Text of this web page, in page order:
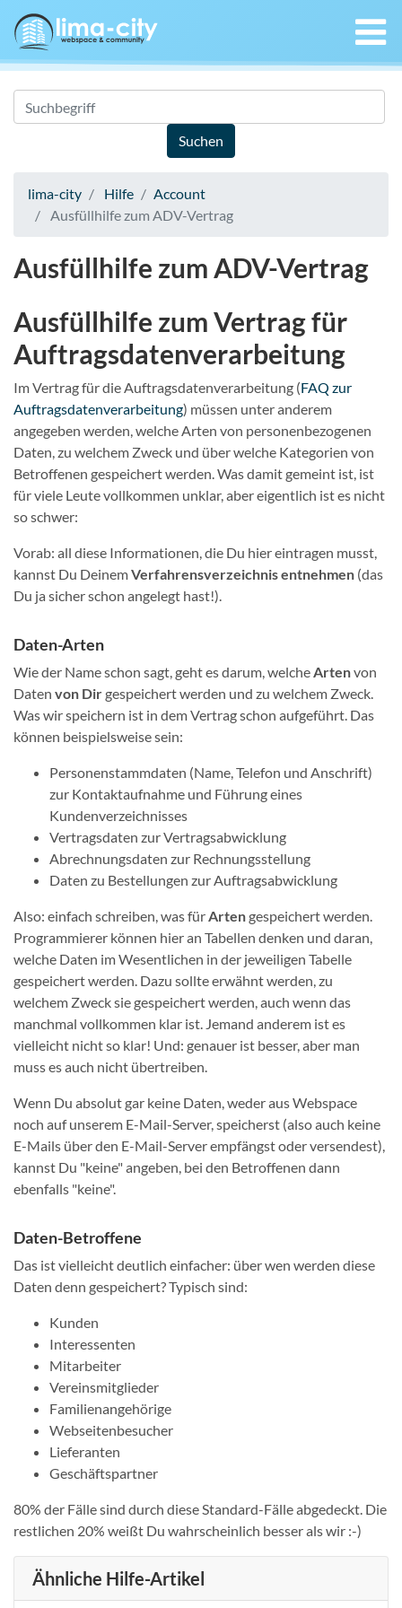
lima-city Hilfe
Account
Ausfüllhilfe zum ADV-Vertrag
Ausfüllhilfe zum ADV-Vertrag
Ausfüllhilfe zum Vertrag für
Auftragsdatenverarbeitung
Im Vertrag für die Auftragsdatenverarbeitung (FAQ zur
Auftragsdatenverarbeitung) müssen unter anderem
angegeben werden, welche Arten von personenbezogenen
Daten, zu welchem Zweck und über welche Kategorien von
Betroffenen gespeichert werden. Was damit gemeint ist, ist
für viele Leute vollkommen unklar, aber eigentlich ist es nicht
so schwer:
Vorab: all diese Informationen, die Du hier eintragen musst,
kannst Du DeinemVerfahrensverzeichnis entnehmen (das
Du ja sicher schon angelegt hast!).
Daten-Arten
Wie der Name schon sagt, geht es darum, welcheArtenvon
Daten von Dir gespeichert werden und zu welchem Zweck.
Was wir speichern ist in dem Vertrag schon aufgeführt. Das
können beispielsweise sein:
Personenstammdaten (Name, Telefon und Anschrift)
zur Kontaktaufnahme und Führung eines
Kundenverzeichnisses
Vertragsdaten zur Vertragsabwicklung
Abrechnungsdaten zur Rechnungsstellung
Daten zu Bestellungen zur Auftragsabwicklung
Also: einfach schreiben, was fürArten gespeichert werden.
Programmierer können hier an Tabellen denken und daran,
welche Daten im Wesentlichen in der jeweiligen Tabelle
gespeichert werden. Dazu sollte erwähnt werden, zu
welchem Zweck sie gespeichert werden, auch wenn das
manchmal vollkommen klar ist. Jemand anderem ist es
vielleicht nicht so klar! Und: genauer ist besser, aber man
muss es auch nicht übertreiben.
Wenn Du absolut gar keine Daten, weder aus Webspace
noch auf unserem E-Mail-Server, speicherst (also auch keine
E-Mails über den E-Mail-Server empfängst oder versendest),
kannst Du "keine" angeben, bei den Betroffenen dann
ebenfalls "keine".
Daten-Betroffene
Das ist vielleicht deutlich einfacher: über wen werden diese
Daten denn gespeichert? Typisch sind:
Kunden
Interessenten
Mitarbeiter
Vereinsmitglieder
Familienangehörige
Webseitenbesucher
Lieferanten
Geschäftspartner
80% der Fälle sind durch diese Standard-Fälle abgedeckt. Die
restlichen 20% weißt Du wahrscheinlich besser als wir :-)
Ähnliche Hilfe-Artikel